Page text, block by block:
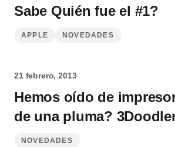
Sabe Quién fue el #1?
APPLE NOVEDADES
21 febrero, 2013
Hemos oído de
de una pluma?
NOVEDADES